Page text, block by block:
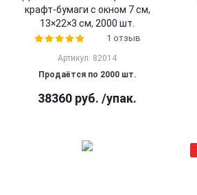
крафт-бумаги с окном 7 см,
13×22×3 cм, 2000 шт.
1 отзыв
Артикул: 82014
Продаётся по 2000 шт.
38360 руб. /упак.